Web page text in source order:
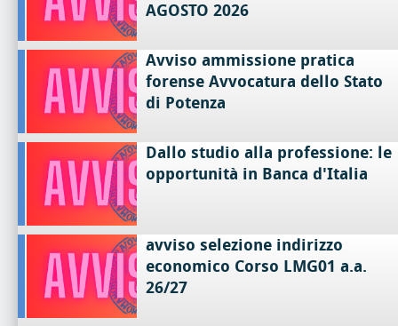
AGOSTO 2026
Avviso ammissione pratica
forense Avvocatura dello Stato
di Potenza
Dallo studio alla professione: le
opportunità in Banca d'Italia
avviso selezione indirizzo
economico Corso LMG01 a.a.
26/27